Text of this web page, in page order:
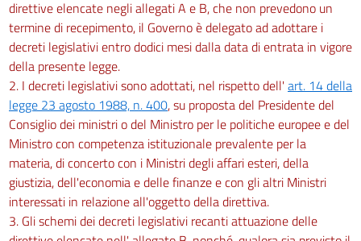
direttive elencate negli allegati A e B, che non prevedono un
termine di recepimento, il Governo è delegato ad adottare i
decreti legislativi entro dodici mesi dalla data di entrata in vigore
della presente legge.
2. I decreti legislativi sono adottati, nel rispetto dell' art. 14 della
legge 23 agosto 1988, n. 400, su proposta del Presidente del
Consiglio dei ministri o del Ministro per le politiche europee e del
Ministro con competenza istituzionale prevalente per la
materia, di concerto con i Ministri degli affari esteri, della
giustizia, dell'economia e delle finanze e con gli altri Ministri
interessati in relazione all'oggetto della direttiva.
3. Gli schemi dei decreti legislativi recanti attuazione delle